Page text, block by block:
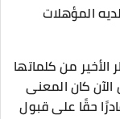
المؤهلات
الأخير من كلماتها
كان المعنى
حقًا على قبول